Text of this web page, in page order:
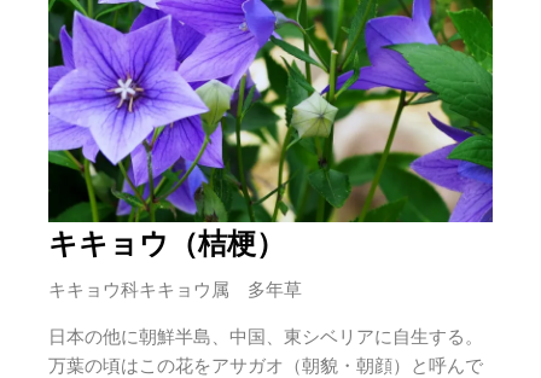
キキョウ（桔梗）
キキョウ科キキョウ属 多年草
日本の他に朝鮮半島、中国、東シベリアに自生する。
万葉の頃はこの花をアサガオ（朝貌・朝顔）と呼んで